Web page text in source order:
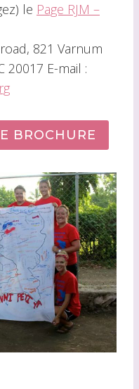
le Page RJM –
821 Varnum
20017 E-mail :
BROCHURE